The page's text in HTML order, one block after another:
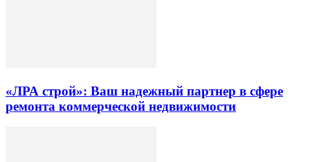
«ЛРА строй»: Ваш надежный партнер в сфере
ремонта коммерческой недвижимости